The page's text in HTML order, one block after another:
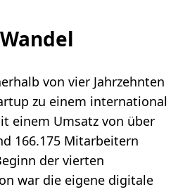
von vier Jahrzehnten
zu einem international
einem Umsatz von über
166.175 Mitarbeitern
der vierten
war die eigene digitale